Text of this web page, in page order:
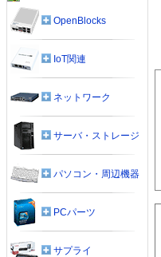
OpenBlocks
IoT関連
ネットワーク
サーバ・ストレージ
パソコン・周辺機器
PCパーツ
サプライ